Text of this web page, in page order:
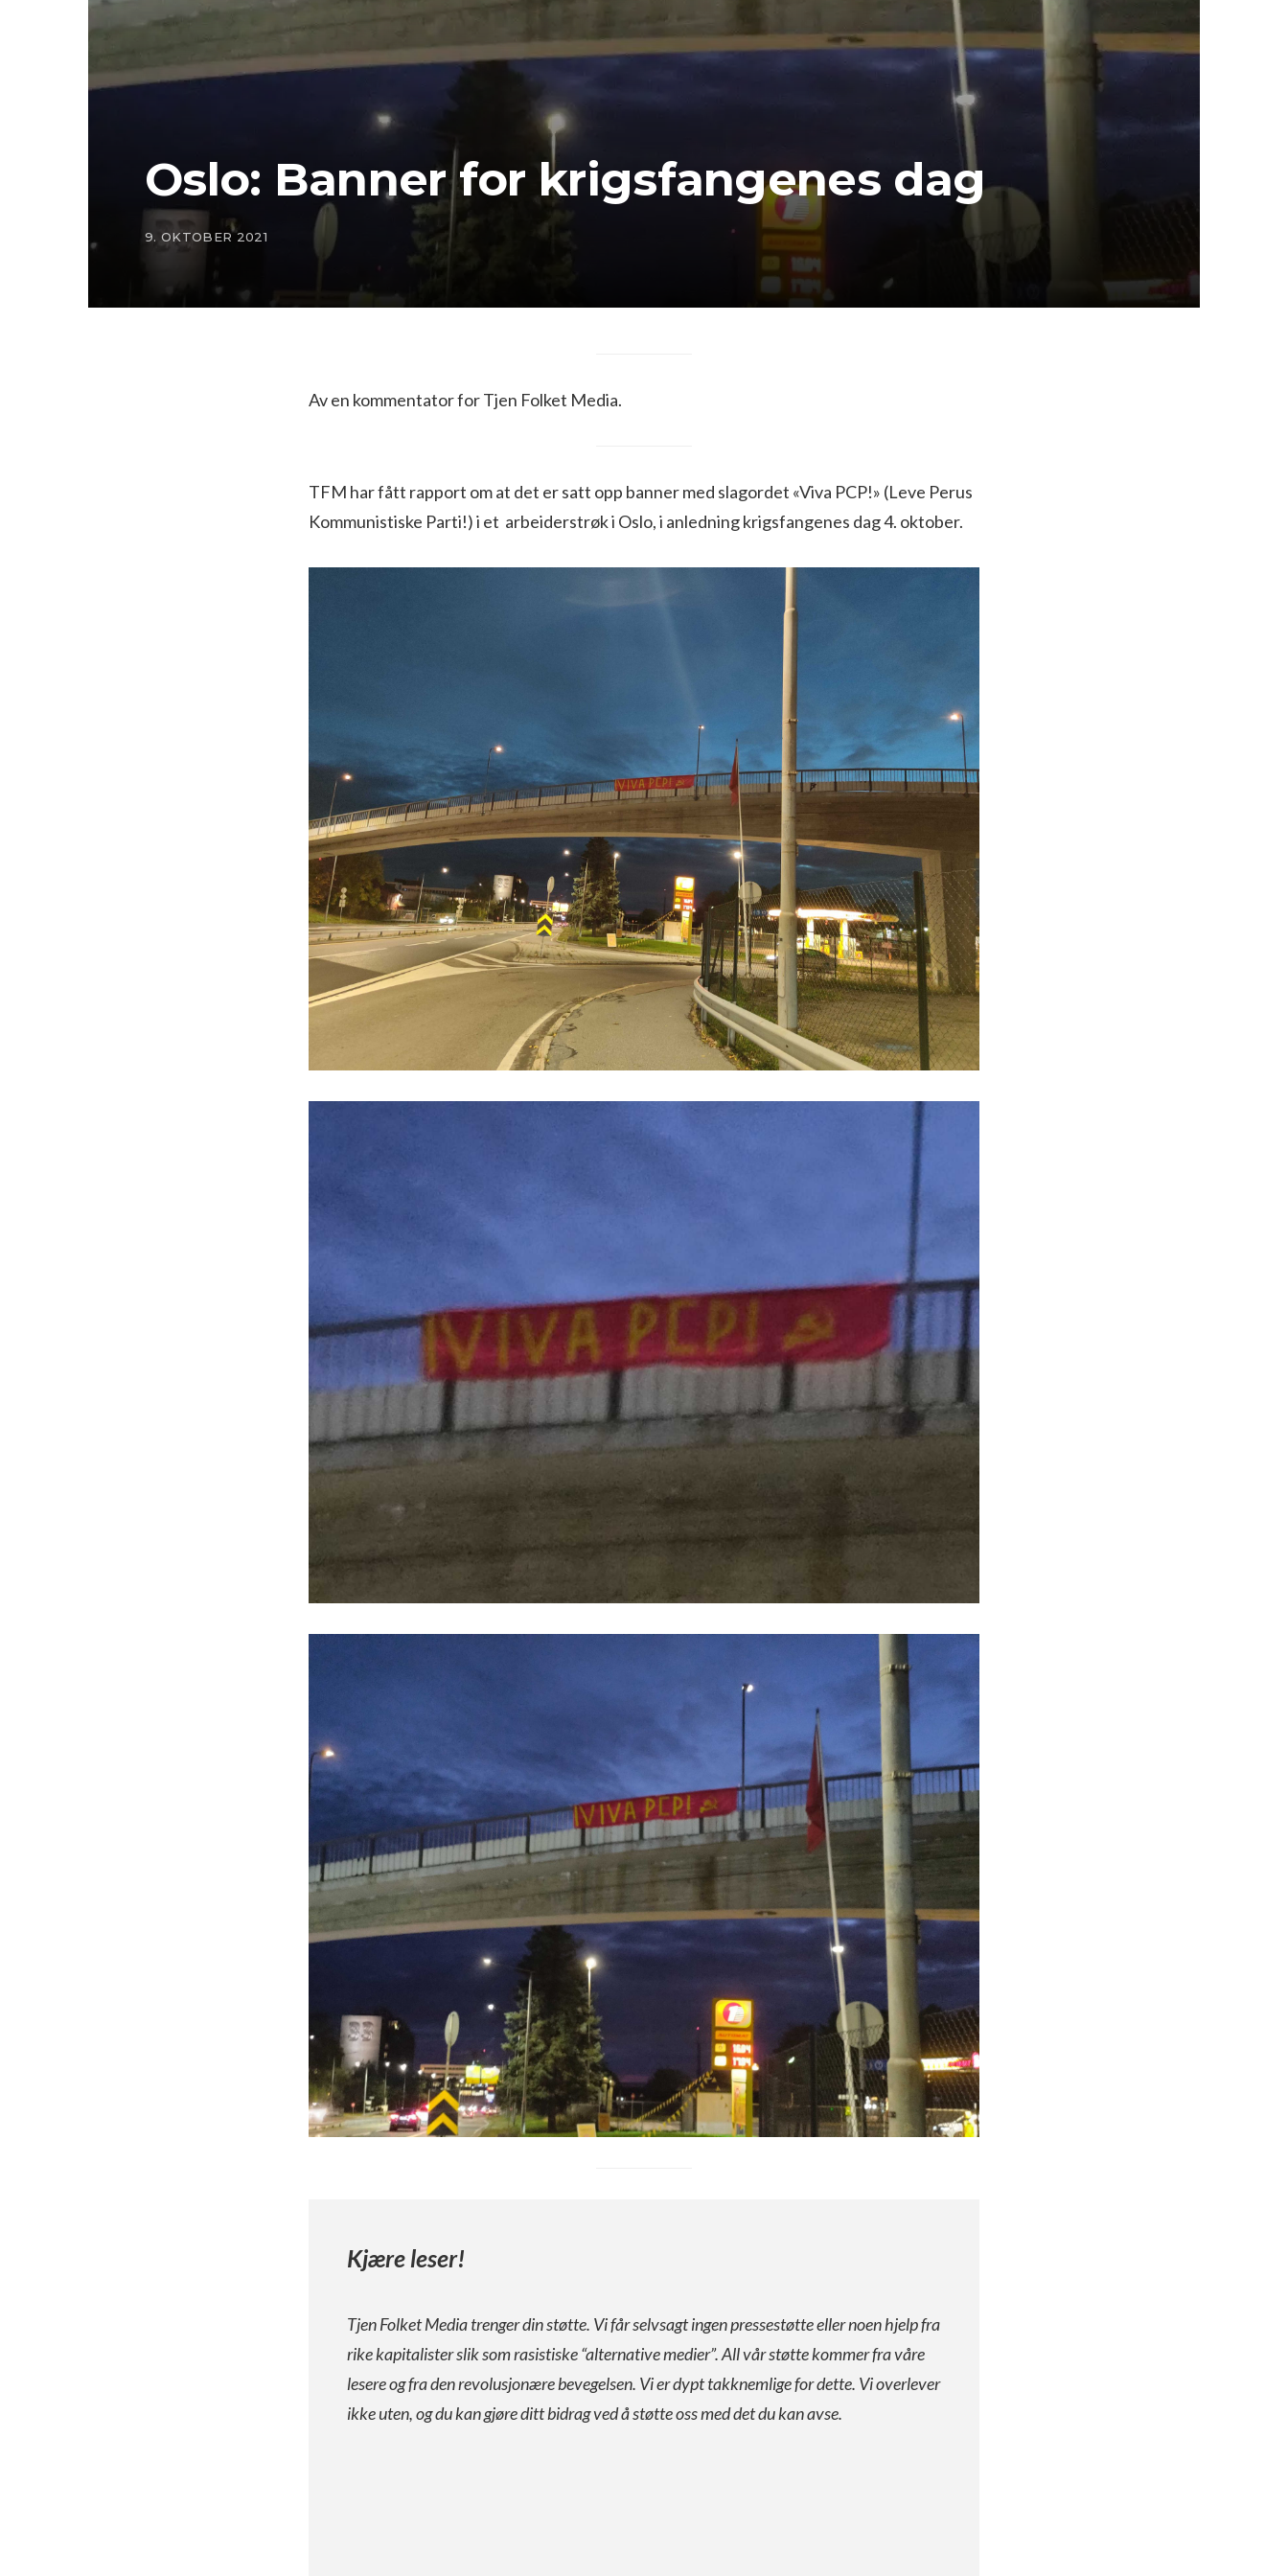
Oslo: Banner for krigsfangenes dag
9. OKTOBER 2021
Av en kommentator for Tjen Folket Media.
TFM har fått rapport om at det er satt opp banner med slagordet «Viva PCP!» (Leve Perus
Kommunistiske Parti!) i et arbeiderstrøk i Oslo, i anledning krigsfangenes dag 4. oktober.
Kjære leser!
Tjen Folket Media trenger din støtte. Vi får selvsagt ingen pressestøtte eller noen hjelp fra
rike kapitalister slik som rasistiske “alternative medier”. All vår støtte kommer fra våre
lesere og fra den revolusjonære bevegelsen. Vi er dypt takknemlige for dette. Vi overlever
ikke uten, og du kan gjøre ditt bidrag ved å støtte oss med det du kan avse.